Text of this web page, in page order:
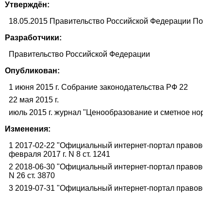
Утверждён:
18.05.2015 Правительство Российской Федеpации
Разработчики:
Правительство Российской Федерации
Опубликован:
1 июня 2015 г. Собрание законодательства РФ 22
22 мая 2015 г.
июль 2015 г. журнал "Ценообразование и сметное
Изменения:
1 2017-02-22 "Официальный интернет-портал
февраля 2017 г. N 8 ст. 1241
2 2018-06-30 "Официальный интернет-портал
N 26 ст. 3870
3 2019-07-31 "Официальный интернет-портал